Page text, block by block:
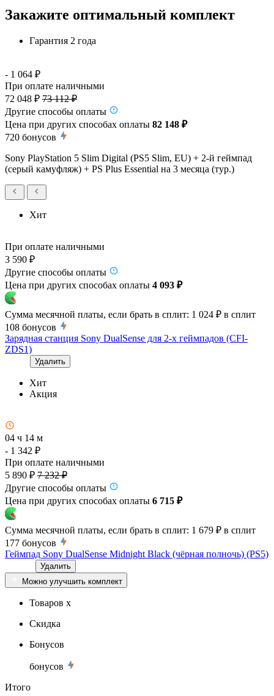
Закажите оптимальный комплект
Гарантия 2 года
- 1 064 ₽
При оплате наличными
72 048 ₽ 73 112 ₽
Другие способы оплаты
Цена при других способах оплаты 82 148 ₽
720 бонусов
Sony PlayStation 5 Slim Digital (PS5 Slim, EU) + 2-й геймпад
(серый камуфляж) + PS Plus Essential на 3 месяца (тур.)
Хит
При оплате наличными
3 590 ₽
Другие способы оплаты
Цена при других способах оплаты 4 093 ₽
Сумма месячной платы, если брать в сплит: 1 024 ₽ в сплит
108 бонусов
Зарядная станция Sony DualSense для 2-х геймпадов (CFI-
ZDS1)
Удалить
Хит
Акция
04 ч 14 м
- 1 342 ₽
При оплате наличными
5 890 ₽ 7 232 ₽
Другие способы оплаты
Цена при других способах оплаты 6 715 ₽
Сумма месячной платы, если брать в сплит: 1 679 ₽ в сплит
177 бонусов
Геймпад Sony DualSense Midnight Black (чёрная полночь) (PS5)
Удалить
Можно улучшить комплект
Товаров x
Скидка
Бонусов
бонусов
Итого